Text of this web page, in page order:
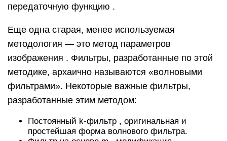
передаточную функцию .
Еще одна старая, менее используемая
методология — это метод параметров
изображения . Фильтры, разработанные по этой
методике, архаично называются «волновыми
фильтрами». Некоторые важные фильтры,
разработанные этим методом:
Постоянный k-фильтр , оригинальная и
простейшая форма волнового фильтра.